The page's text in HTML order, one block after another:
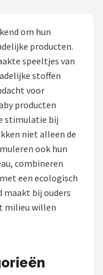
om hun
producten.
speeltjes van
stoffen
voor
producten
stimulatie bij
niet alleen de
ook hun
combineren
een ecologisch
maakt bij ouders
milieu willen